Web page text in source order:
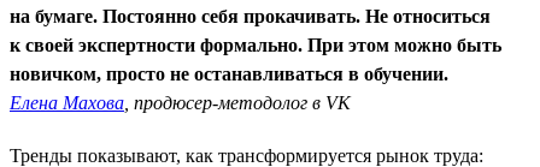
на бумаге. Постоянно себя прокачивать. Не относиться
к своей экспертности формально. При этом можно быть
новичком, просто не останавливаться в обучении.
Елена Махова , продюсер-методолог в VK
Тренды показывают, как трансформируется рынок труда: